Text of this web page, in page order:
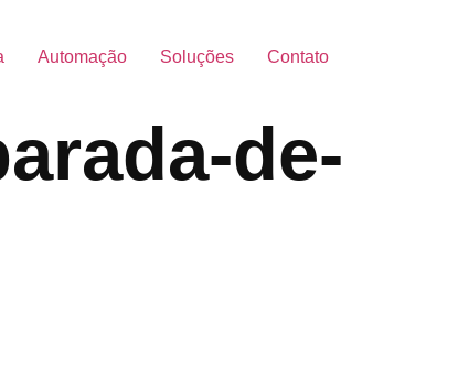
Automação Soluções Contato
de-